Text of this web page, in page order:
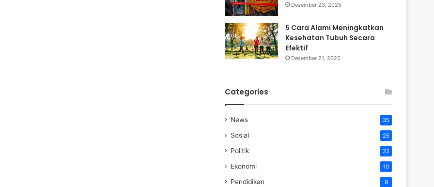
Desember 23, 2025
5 Cara Alami Meningkatkan
Kesehatan Tubuh Secara
Efektif
Desember 21, 2025
Categories
News 35
Sosial 25
Politik 22
Ekonomi 10
Pendidikan 9